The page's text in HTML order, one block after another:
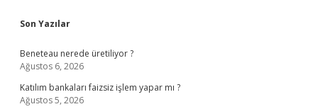
Sidebar
Son Yazılar
Beneteau nerede üretiliyor ?
Ağustos 6, 2026
Katılım bankaları faizsiz işlem yapar mı ?
Ağustos 5, 2026